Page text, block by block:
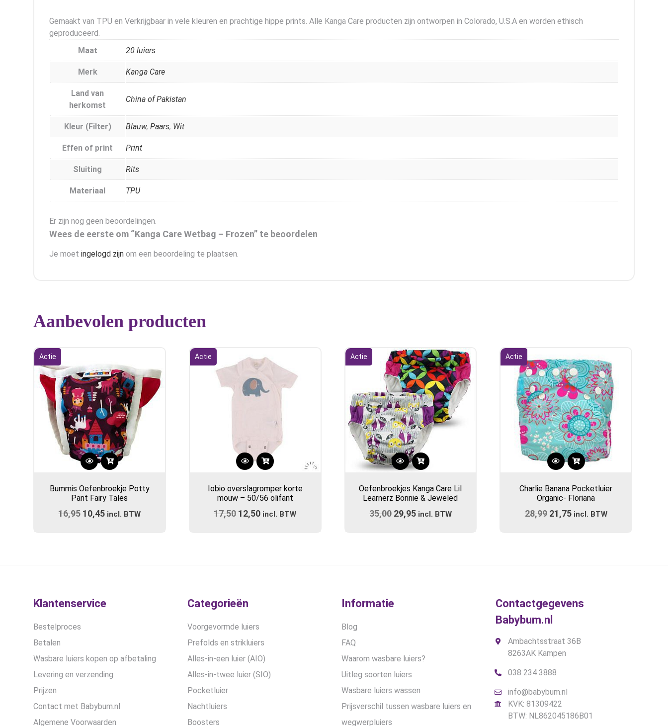
Gemaakt van TPU en Verkrijgbaar in vele kleuren en prachtige hippe prints. Alle Kanga Care producten zijn ontworpen in Colorado, U.S.A en worden ethisch
geproduceerd.
Maat
20 luiers
Merk Kanga Care
Land van
herkomst
China of Pakistan
Kleur (Filter) Blauw, Paars, Wit
Effen of print Print
Sluiting Rits
Materiaal TPU
Er zijn nog geen beoordelingen.
Wees de eerste om “Kanga Care Wetbag – Frozen” te beoordelen
Je moet ingelogd zijn om een beoordeling te plaatsen.
Aanbevolen producten
Actie
Dit
heeft
meerdere
variaties.
productpagina
Bummis Oefenbroekje Potty
Pant Fairy Tales
16,95 Oorspronkelijke
10,45 Huidige
incl. BTW
Actie
Iobio overslagromper korte
mouw – 50/56 olifant
17,50 Oorspronkelijke
12,50 Huidige
incl. BTW
Actie
Oefenbroekjes Kanga Care Lil
Learnerz Bonnie & Jeweled
35,00 Oorspronkelijke
29,95Huidige
incl. BTW
Actie
Charlie Banana Pocketluier
Organic- Floriana
28,99 Oorspronkelijke
21,75Huidige
incl. BTW
Klantenservice
Bestelproces
Betalen
Wasbare luiers kopen op afbetaling
Levering en verzending
Prijzen
Contact met Babybum.nl
Algemene Voorwaarden
Categorieën
Voorgevormde luiers
Prefolds en strikluiers
Alles-in-een luier (AIO)
Alles-in-twee luier (SIO)
Pocketluier
Nachtluiers
Boosters
Informatie
Blog
FAQ
Waarom wasbare luiers?
Uitleg soorten luiers
Wasbare luiers wassen
Prijsverschil tussen wasbare luiers en
wegwerpluiers
Contactgegevens
Babybum.nl
Ambachtsstraat 36B
8263AK Kampen
038 234 3888
info@babybum.nl
KVK: 81309422
BTW: NL862045186B01